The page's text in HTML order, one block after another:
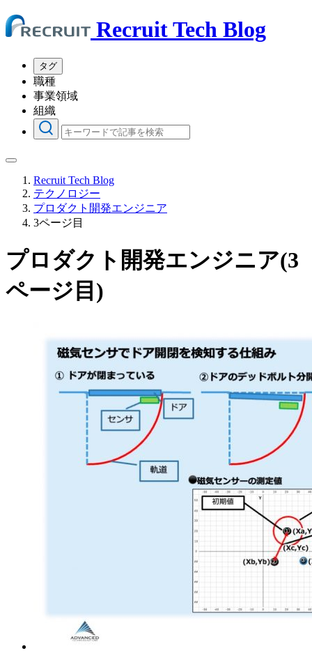
Recruit Tech Blog
タグ
職種
事業領域
組織
Recruit Tech Blog
テクノロジー
プロダクト開発エンジニア
3ページ目
プロダクト開発エンジニア(3
ページ目)